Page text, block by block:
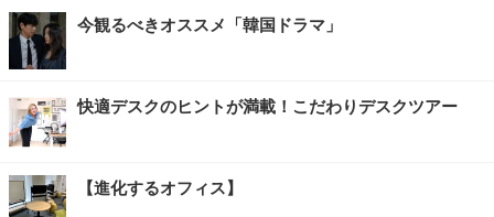
今観るべきオススメ「韓国ドラマ」
快適デスクのヒントが満載！こだわりデスクツアー
【進化するオフィス】